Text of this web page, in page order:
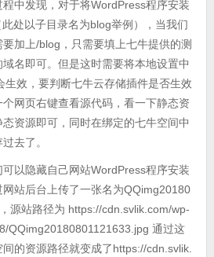
中发现，对于将WordPress程序安装
处以子目录名为blog举例），当我们
加上/blog，只需要填上七牛提供的测
名即可。但是这时需要将本地设置中
生效，要判断七牛云存储插件是否生效
网页右键查看源代码，看一下静态资
资源即可，同时在绑定的七牛空间中
去了。
以隐藏自己网站WordPress程序安装
站后台上传了一张名为QQimg20180
源站路径为 https://cdn.svlik.com/wp-
QQimg20180801121633.jpg 通过这
的资源路径就变成了https://cdn.svlik.